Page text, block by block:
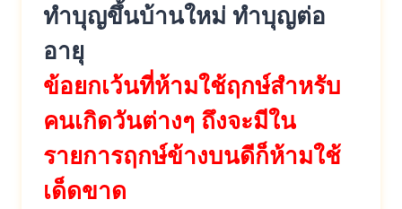
ทำบุญขึ้นบ้านใหม่ ทำบุญต่อ
อายุ
ข้อยกเว้นที่ห้ามใช้ฤกษ์สำหรับ
คนเกิดวันต่างๆ ถึงจะมีใน
รายการฤกษ์ข้างบนดีก็ห้ามใช้
เด็ดขาด